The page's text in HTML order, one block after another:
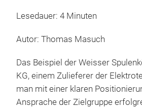
Lesedauer: 4 Minuten
Autor: Thomas Masuch
Das Beispiel der Weisser
KG, einem Zulieferer der
man mit einer klaren
Ansprache der Zielgruppe